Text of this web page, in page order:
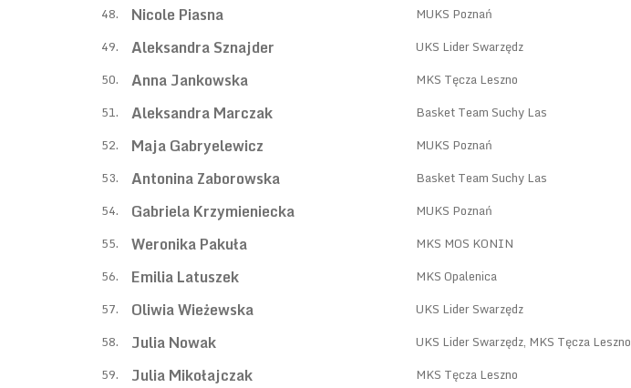
48.
Nicole Piasna MUKS Poznań
49.
Aleksandra Sznajder UKS Lider Swarzędz
50.
Anna Jankowska MKS Tęcza Leszno
51.
Aleksandra Marczak Basket Team Suchy Las
52.
Maja Gabryelewicz MUKS Poznań
53.
Antonina Zaborowska Basket Team Suchy Las
54.
Gabriela Krzymieniecka MUKS Poznań
55.
Weronika Pakuła MKS MOS KONIN
56.
Emilia Latuszek MKS Opalenica
57.
Oliwia Wieżewska UKS Lider Swarzędz
58.
Julia Nowak UKS Lider Swarzędz, MKS Tęcza Leszno
59.
Julia Mikołajczak MKS Tęcza Leszno